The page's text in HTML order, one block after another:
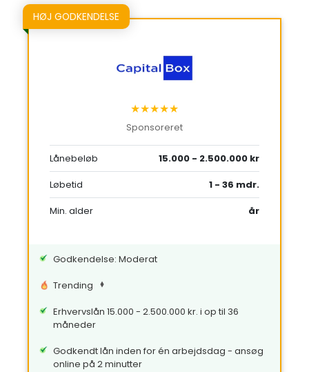
HØJ GODKENDELSE
★★★★★
Sponsoreret
Lånebeløb
15.000 - 2.500.000 kr
Løbetid
1 - 36 mdr.
Min. alder
år
Godkendelse: Moderat
Trending
Erhvervslån 15.000 - 2.500.000 kr. i op til 36
måneder
Godkendt lån inden for én arbejdsdag - ansøg
online på 2 minutter